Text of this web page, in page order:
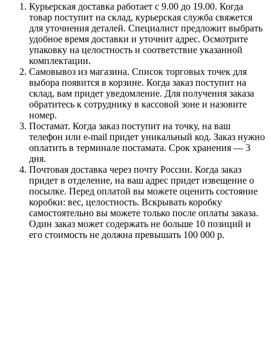
Курьерская доставка работает с 9.00 до 19.00. Когда
товар поступит на склад, курьерская служба свяжется
для уточнения деталей. Специалист предложит выбрать
удобное время доставки и уточнит адрес. Осмотрите
упаковку на целостность и соответствие указанной
комплектации.
Самовывоз из магазина. Список торговых точек для
выбора появится в корзине. Когда заказ поступит на
склад, вам придет уведомление. Для получения заказа
обратитесь к сотруднику в кассовой зоне и назовите
номер.
Постамат. Когда заказ поступит на точку, на ваш
телефон или e-mail придет уникальный код. Заказ нужно
оплатить в терминале постамата. Срок хранения — 3
дня.
Почтовая доставка через почту России. Когда заказ
придет в отделение, на ваш адрес придет извещение о
посылке. Перед оплатой вы можете оценить состояние
коробки: вес, целостность. Вскрывать коробку
самостоятельно вы можете только после оплаты заказа.
Один заказ может содержать не больше 10 позиций и
его стоимость не должна превышать 100 000 р.